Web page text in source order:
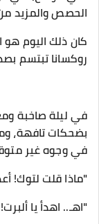
الحصص والمزيد من
​كان ذلك اليوم هو
روكسانا تبتسم
​في ليلة صاخبة
بضحكات تافهة،
في وجوه غير
​"ماذا قلت لتوك!
"اهـ.. اهدأ يا